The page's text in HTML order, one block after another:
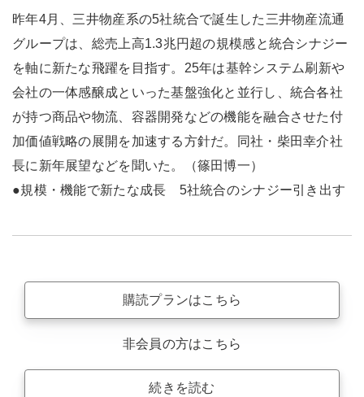
昨年4月、三井物産系の5社統合で誕生した三井物産流通
グループは、総売上高1.3兆円超の規模感と統合シナジー
を軸に新たな飛躍を目指す。25年は基幹システム刷新や
会社の一体感醸成といった基盤強化と並行し、統合各社
が持つ商品や物流、容器開発などの機能を融合させた付
加価値戦略の展開を加速する方針だ。同社・柴田幸介社
長に新年展望などを聞いた。（篠田博一）
●規模・機能で新たな成長 5社統合のシナジー引き出す
購読プランはこちら
非会員の方はこちら
続きを読む